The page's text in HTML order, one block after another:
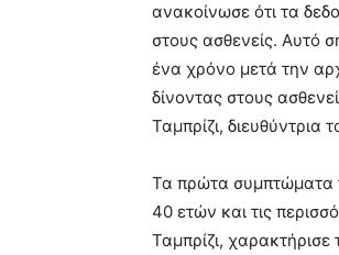
ανακοίνωσε ότι τα
στους ασθενείς. Αυτό
ένα χρόνο μετά την
δίνοντας στους
Ταμπρίζι,
Τα πρώτα συμπτώματα
40 ετών και τις
Ταμπρίζι,